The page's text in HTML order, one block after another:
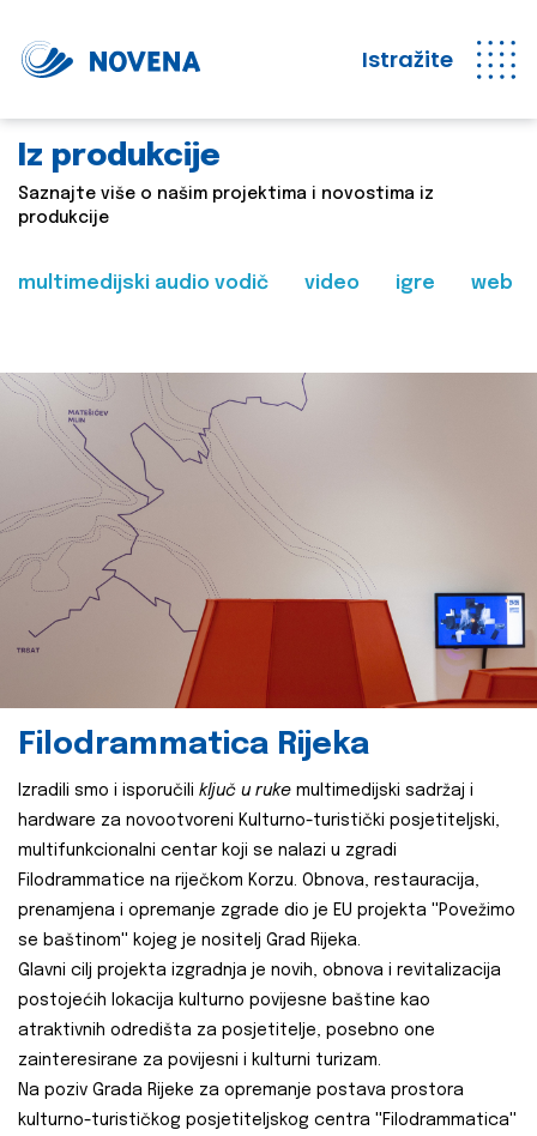
Istražite
Iz produkcije
Saznajte više o našim projektima i novostima iz
produkcije
multimedijski audio vodič video igre web
Filodrammatica Rijeka
Izradili smo i isporučili ključ u ruke multimedijski sadržaj i
hardware za novootvoreni Kulturno-turistički posjetiteljski,
multifunkcionalni centar koji se nalazi u zgradi
Filodrammatice na riječkom Korzu. Obnova, restauracija,
prenamjena i opremanje zgrade dio je EU projekta ''Povežimo
se baštinom'' kojeg je nositelj Grad Rijeka.
Glavni cilj projekta izgradnja je novih, obnova i revitalizacija
postojećih lokacija kulturno povijesne baštine kao
atraktivnih odredišta za posjetitelje, posebno one
zainteresirane za povijesni i kulturni turizam.
Na poziv Grada Rijeke za opremanje postava prostora
kulturno-turističkog posjetiteljskog centra ''Filodrammatica''